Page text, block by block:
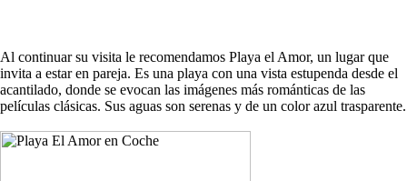
Al continuar su visita le recomendamos Playa el Amor, un lugar que
invita a estar en pareja. Es una playa con una vista estupenda desde el
acantilado, donde se evocan las imágenes más románticas de las
películas clásicas. Sus aguas son serenas y de un color azul trasparente.